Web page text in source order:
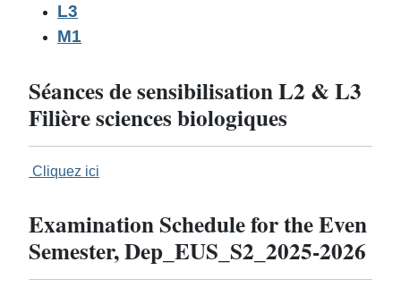
L3
M1
Séances de sensibilisation L2 & L3
Filière sciences biologiques
Cliquez ici
Examination Schedule for the Even
Semester, Dep_EUS_S2_2025-2026